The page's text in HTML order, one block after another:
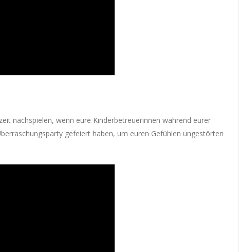
nachspielen, wenn eure Kinderbetreuerinnen während eurer
gefeiert haben, um euren Gefühlen ungestörten